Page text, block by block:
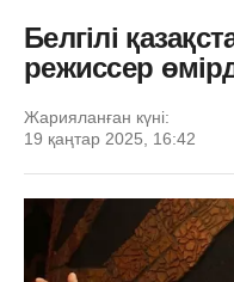
Белгілі
режиссер
Жарияланған күні:
19 қаңтар 2025, 16:42